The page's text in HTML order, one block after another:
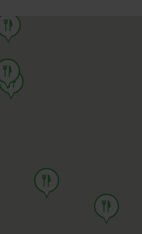
food
food
food
food
food